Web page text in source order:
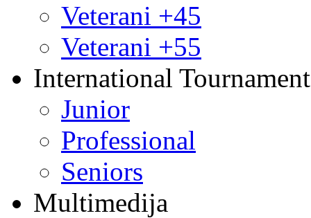
Veterani +45
Veterani +55
International
Junior
Professional
Seniors
Multimedija